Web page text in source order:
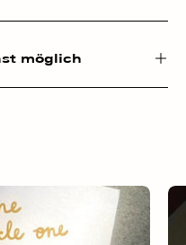
möglich